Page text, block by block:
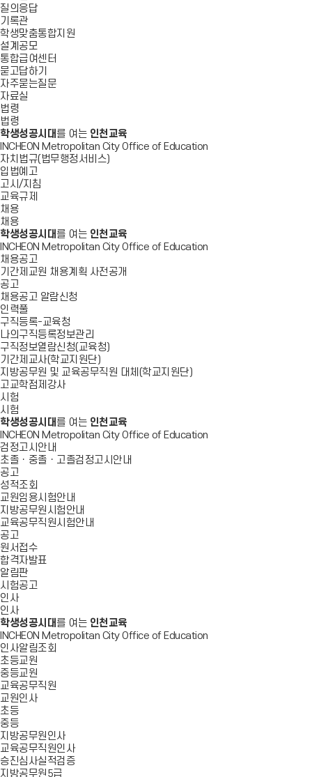
질의응답
기록관
학생맞춤통합지원
설계공모
통합급여센터
묻고답하기
자주묻는질문
자료실
법령
법령
학생성공시대 를 여는 인천교육
INCHEON Metropolitan City Office of Education
자치법규(법무행정서비스)
입법예고
고시/지침
교육규제
채용
채용
학생성공시대 를 여는 인천교육
INCHEON Metropolitan City Office of Education
채용공고
기간제교원 채용계획 사전공개
공고
채용공고 알람신청
인력풀
구직등록-교육청
나의구직등록정보관리
구직정보열람신청(교육청)
기간제교사(학교지원단)
지방공무원 및 교육공무직원 대체(학교지원단)
고교학점제강사
시험
시험
학생성공시대 를 여는 인천교육
INCHEON Metropolitan City Office of Education
검정고시안내
초졸ㆍ중졸ㆍ고졸검정고시안내
공고
성적조회
교원임용시험안내
지방공무원시험안내
교육공무직원시험안내
공고
원서접수
합격자발표
알림판
시험공고
인사
인사
학생성공시대 를 여는 인천교육
INCHEON Metropolitan City Office of Education
인사알림조회
초등교원
중등교원
교육공무직원
교원인사
초등
중등
지방공무원인사
교육공무직원인사
승진심사실적검증
지방공무원5급